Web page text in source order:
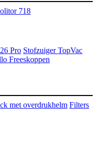
718
Pro Stofzuiger TopVac
Freeskoppen
met overdrukhelm Filters